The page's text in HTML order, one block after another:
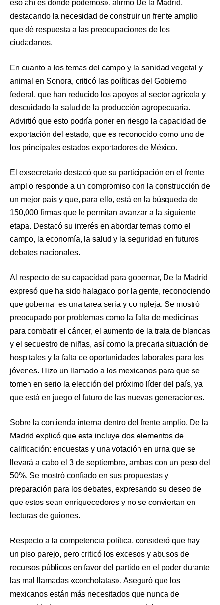
eso ahí es donde podemos», afirmó De la Madrid,
destacando la necesidad de construir un frente amplio
que dé respuesta a las preocupaciones de los
ciudadanos.
En cuanto a los temas del campo y la sanidad vegetal y
animal en Sonora, criticó las políticas del Gobierno
federal, que han reducido los apoyos al sector agrícola y
descuidado la salud de la producción agropecuaria.
Advirtió que esto podría poner en riesgo la capacidad de
exportación del estado, que es reconocido como uno de
los principales estados exportadores de México.
El exsecretario destacó que su participación en el frente
amplio responde a un compromiso con la construcción de
un mejor país y que, para ello, está en la búsqueda de
150,000 firmas que le permitan avanzar a la siguiente
etapa. Destacó su interés en abordar temas como el
campo, la economía, la salud y la seguridad en futuros
debates nacionales.
Al respecto de su capacidad para gobernar, De la Madrid
expresó que ha sido halagado por la gente, reconociendo
que gobernar es una tarea seria y compleja. Se mostró
preocupado por problemas como la falta de medicinas
para combatir el cáncer, el aumento de la trata de blancas
y el secuestro de niñas, así como la precaria situación de
hospitales y la falta de oportunidades laborales para los
jóvenes. Hizo un llamado a los mexicanos para que se
tomen en serio la elección del próximo líder del país, ya
que está en juego el futuro de las nuevas generaciones.
Sobre la contienda interna dentro del frente amplio, De la
Madrid explicó que esta incluye dos elementos de
calificación: encuestas y una votación en urna que se
llevará a cabo el 3 de septiembre, ambas con un peso del
50%. Se mostró confiado en sus propuestas y
preparación para los debates, expresando su deseo de
que estos sean enriquecedores y no se conviertan en
lecturas de guiones.
Respecto a la competencia política, consideró que hay
un piso parejo, pero criticó los excesos y abusos de
recursos públicos en favor del partido en el poder durante
las mal llamadas «corcholatas». Aseguró que los
mexicanos están más necesitados que nunca de